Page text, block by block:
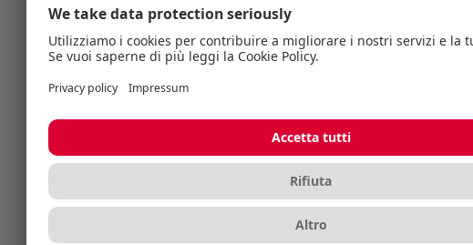
CHERRY XTRFY M4 RGB
Mouse da gioco ultraleggero
CHERRY XTRFY